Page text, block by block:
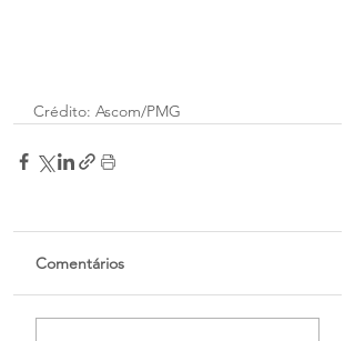
Crédito: Ascom/PMG
Comentários